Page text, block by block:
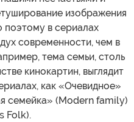
изображения
в сериалах
современности, чем в
тема семьи, столь
кинокартин, выглядит
как «Очевидное»
семейка» (Modern family)
Folk).